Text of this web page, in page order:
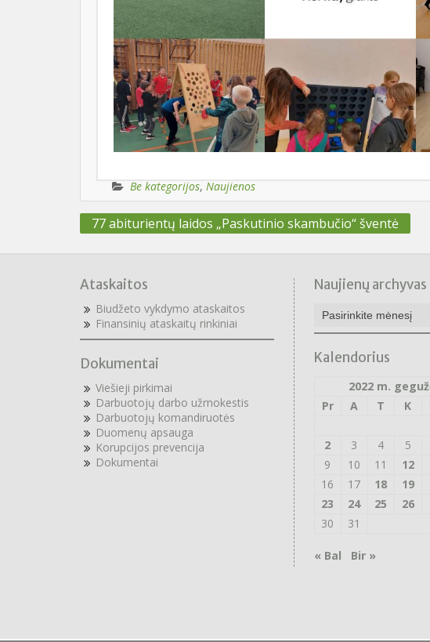
Be kategorijos, Naujienos
Navigacija
tarp
77 abiturientų laidos „Paskutinio skambučio“ šventė
Ataskaitos
Biudžeto vykdymo ataskaitos
Finansinių ataskaitų rinkiniai
Dokumentai
Viešieji pirkimai
Darbuotojų darbo užmokestis
Darbuotojų komandiruotės
Duomenų apsauga
Korupcijos prevencija
Dokumentai
Naujienų archyvas
archyvas
Kalendorius
2022 m.
Pr
A T K
2
3 4 5
9
10 11 12
16
17 18 19
23
24 25 26
30
31
« Bal Bir »